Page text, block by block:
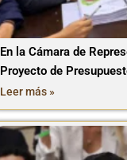
En la Cámara de
Proyecto de
Leer más »